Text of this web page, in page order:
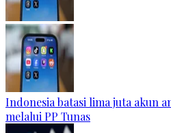
Indonesia batasi lima juta akun
melalui PP Tunas